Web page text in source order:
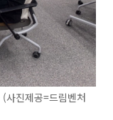
진제공=드림벤처